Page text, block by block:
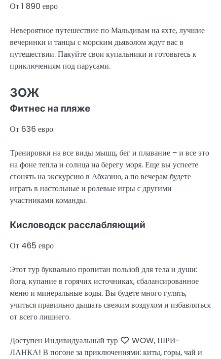
От 1 890 евро
Невероятное путешествие по Мальдивам на яхте, лучшие
вечеринки и танцы с морским дьяволом ждут вас в
путешествии. Пакуйте свои купальники и готовьтесь к
приключениям под парусами.
ЗОЖ
Фитнес на пляже
От 636 евро
Тренировки на все виды мышц, бег и плавание – и все это
на фоне тепла и солнца на берегу моря. Еще вы успеете
сгонять на экскурсию в Абхазию, а по вечерам будете
играть в настольные и ролевые игры с другими
участниками команды.
Кисловодск расслабляющий
От 465 евро
Этот тур буквально пропитан пользой для тела и души:
йога, купание в горячих источниках, сбалансированное
меню и минеральные воды. Вы будете много гулять,
учиться правильно дышать свежим воздухом и избавляться
от всего лишнего.
Доступен Индивидуальный тур
WOW, ШРИ-
ЛАНКА! В погоне за приключениями: киты, горы, чай и